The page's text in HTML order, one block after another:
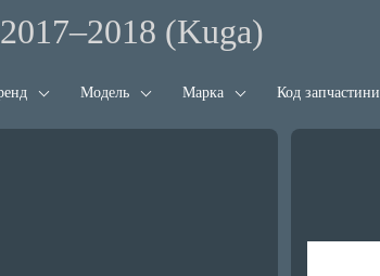
(Kuga)
Модель Марка Код запчастини